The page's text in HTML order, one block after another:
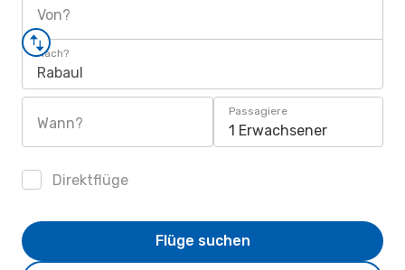
Von?
Nach?
Rabaul
Wann?
Passagiere
1 Erwachsener
Direktflüge
Flüge suchen